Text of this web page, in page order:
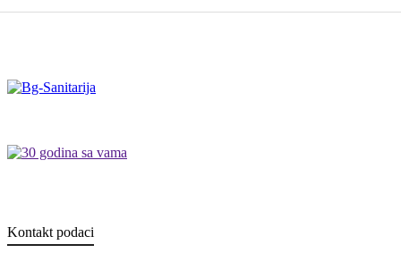
Kontakt podaci